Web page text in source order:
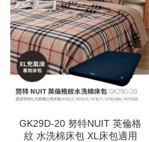
GK29D-20 努特NUIT 英倫格
紋 水洗棉床包 XL床包適用